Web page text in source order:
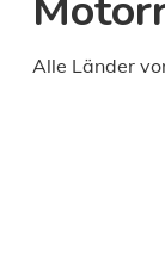
Alle Länder